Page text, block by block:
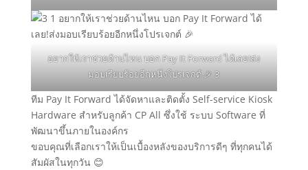
อยากให้เราช่วยด้านไหน บอก Pay It Forward ได้เลย!ส่ง
มอบเรียบร้อยอีกหนึ่งโปรเจกต์ 🎉 3
ทีม Pay It Forward ได้จัดหาและติดตั้ง Self-service Kiosk
Hardware สำหรับลูกค้า CP All ซึ่งใช้ ระบบ Software ที่
พัฒนาขึ้นภายในองค์กร
ขอบคุณที่เลือกเราให้เป็นเบื้องหลังของบริการดีๆ ที่ทุกคนได้
สัมผัสในทุกวัน 😊